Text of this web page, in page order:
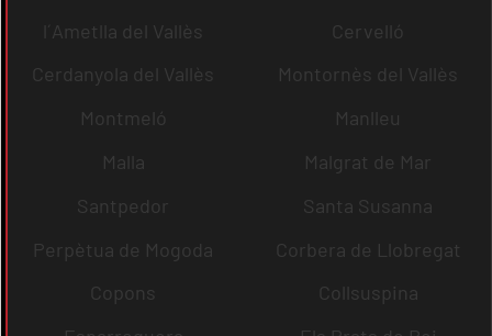
l´Ametlla del Vallès
Cervelló
Cerdanyola del Vallès
Montornès del Vallès
Montmeló
Manlleu
Malla
Malgrat de Mar
Santpedor
Santa Susanna
Perpètua de Mogoda
Corbera de Llobregat
Copons
Collsuspina